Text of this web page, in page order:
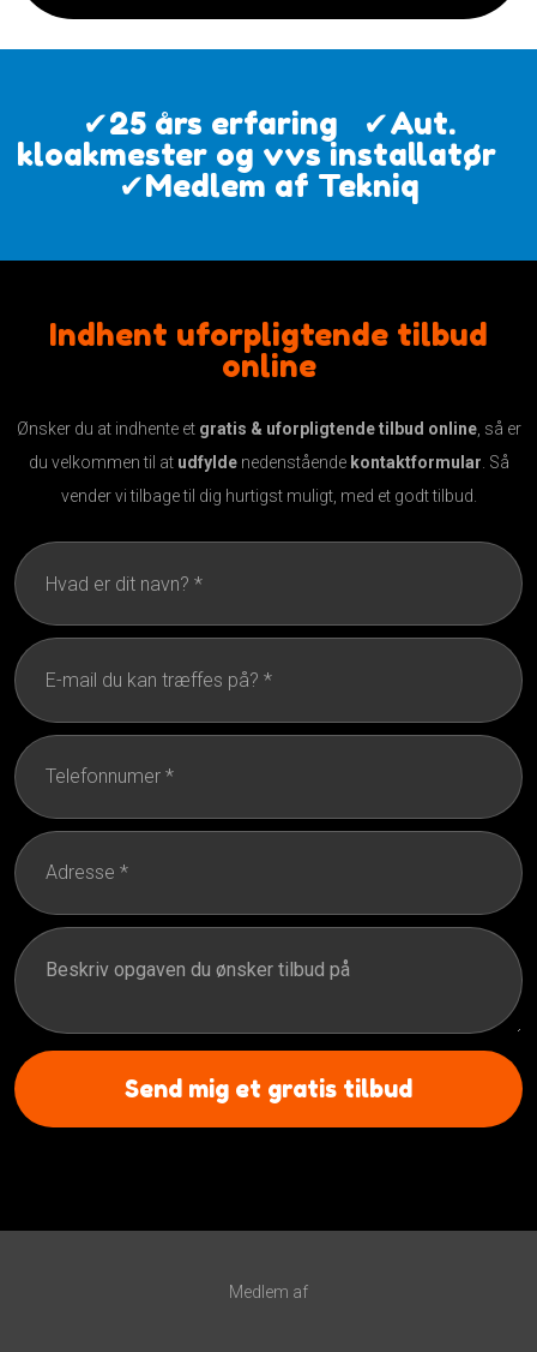
✔25 års erfaring ​
✔Aut.
kloakmester og vvs installatør ​
✔Medlem af Tekniq
Indhent uforpligtende tilbud
online
Ønsker du at indhente et gratis & uforpligtende tilbud online, så er
du velkommen til at udfyldenedenstående kontaktformular . Så
vender vi tilbage til dig hurtigst muligt, med et godt tilbud.
Medlem af​